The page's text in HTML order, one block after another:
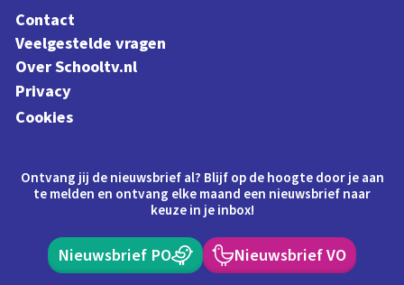
Contact
Veelgestelde vragen
Over Schooltv.nl
Privacy
Cookies
Ontvang jij de nieuwsbrief al? Blijf op de hoogte door je aan
te melden en ontvang elke maand een nieuwsbrief naar
keuze in je inbox!
Nieuwsbrief PO Nieuwsbrief VO